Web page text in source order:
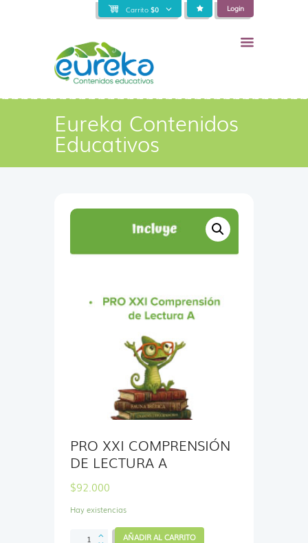
Carrito $0 Login
Eureka Contenidos
Educativos
PRO XXI COMPRENSIÓN
DE LECTURA A
$92.000
Hay existencias
AÑADIR AL CARRITO